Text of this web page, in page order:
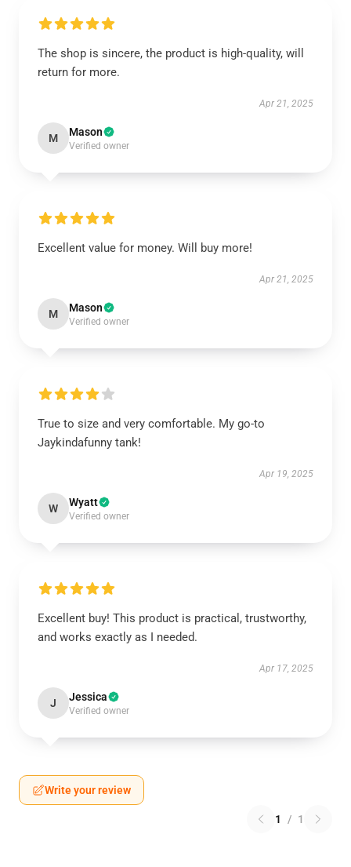
The shop is sincere, the product is high-quality, will
return for more.
Apr 21, 2025
M Mason
Verified owner
Excellent value for money. Will buy more!
Apr 21, 2025
M Mason
Verified owner
True to size and very comfortable. My go-to
Jaykindafunny tank!
Apr 19, 2025
W Wyatt
Verified owner
Excellent buy! This product is practical, trustworthy,
and works exactly as I needed.
Apr 17, 2025
J Jessica
Verified owner
Write your review
1 / 1